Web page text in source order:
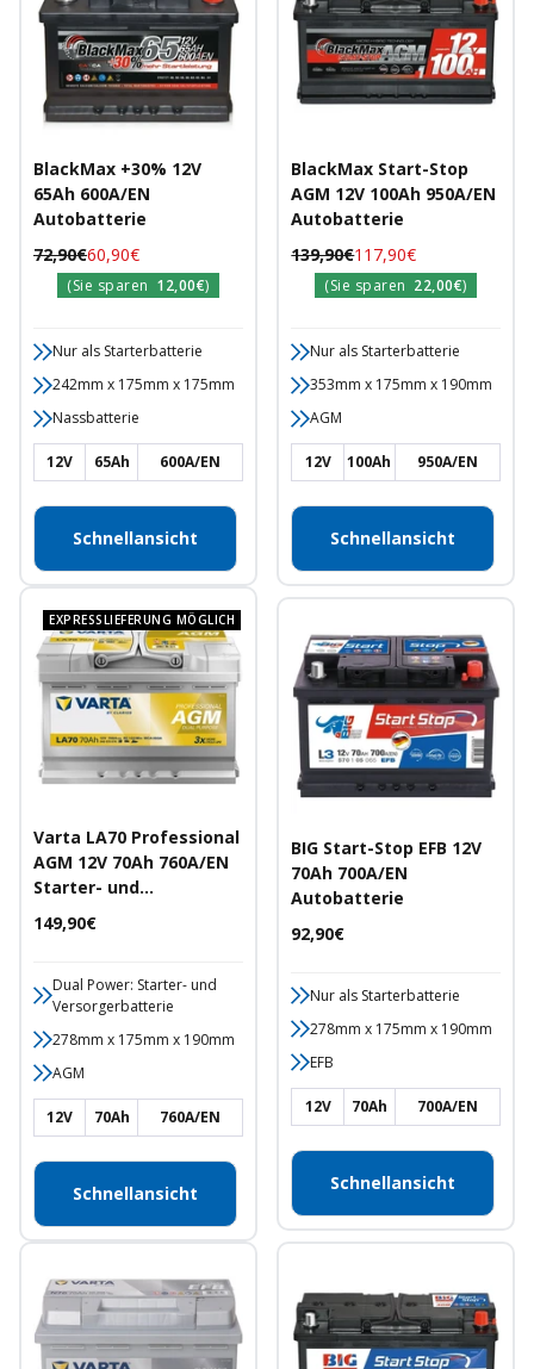
BlackMax +30% 12V
65Ah 600A/EN
Autobatterie
Angebotspreis
60,90€
Regulärer
Preis
72,90€
(Sie sparen 12,00€)
Nur als Starterbatterie
242mm x 175mm x 175mm
Nassbatterie
12V 65Ah 600A/EN
Schnellansicht
BlackMax Start-Stop
AGM 12V 100Ah 950A/EN
Autobatterie
Angebotspreis
117,90€
Regulärer
Preis
139,90€
(Sie sparen 22,00€)
Nur als Starterbatterie
353mm x 175mm x 190mm
AGM
12V 100Ah 950A/EN
Schnellansicht
EXPRESSLIEFERUNG MÖGLICH
Varta LA70 Professional
AGM 12V 70Ah 760A/EN
Starter- und
Angebotspreis
149,90€
Dual Power: Starter- und
Versorgerbatterie
278mm x 175mm x 190mm
AGM
12V 70Ah 760A/EN
Schnellansicht
BIG Start-Stop EFB 12V
70Ah 700A/EN
Autobatterie
Angebotspreis
92,90€
Nur als Starterbatterie
278mm x 175mm x 190mm
EFB
12V 70Ah 700A/EN
Schnellansicht